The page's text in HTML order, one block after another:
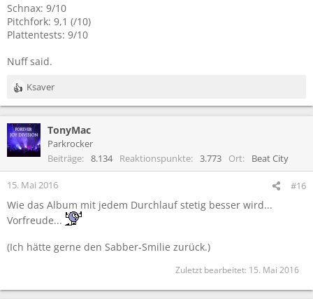
Schnax: 9/10
Pitchfork: 9,1 (/10)
Plattentests: 9/10
Nuff said.
R
e
k
t
i
n
e
n
:
Ksaver
TonyMac
Parkrocker
Beiträge
8.134 Reaktionspunkte 3.773 Ort Beat City
15. Mai 2016 #16
Wie das Album mit jedem Durchlauf stetig besser wird...
Vorfreude...
(Ich hätte gerne den Sabber-Smilie zurück.)
Zuletzt bearbeitet: 15. Mai 2016